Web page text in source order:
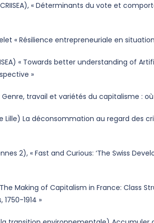
« Déterminants du vote et
« Résilience entrepreneuriale en
« Towards better understanding of
»
Genre, travail et variétés du capitalisme :
Lille) La déconsommation au regard des
2), « Fast and Curious: ‘The Swiss
Making of Capitalism in France: Class
1914 »